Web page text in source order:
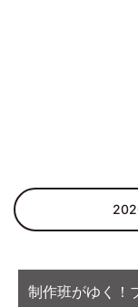
制作班がゆく！